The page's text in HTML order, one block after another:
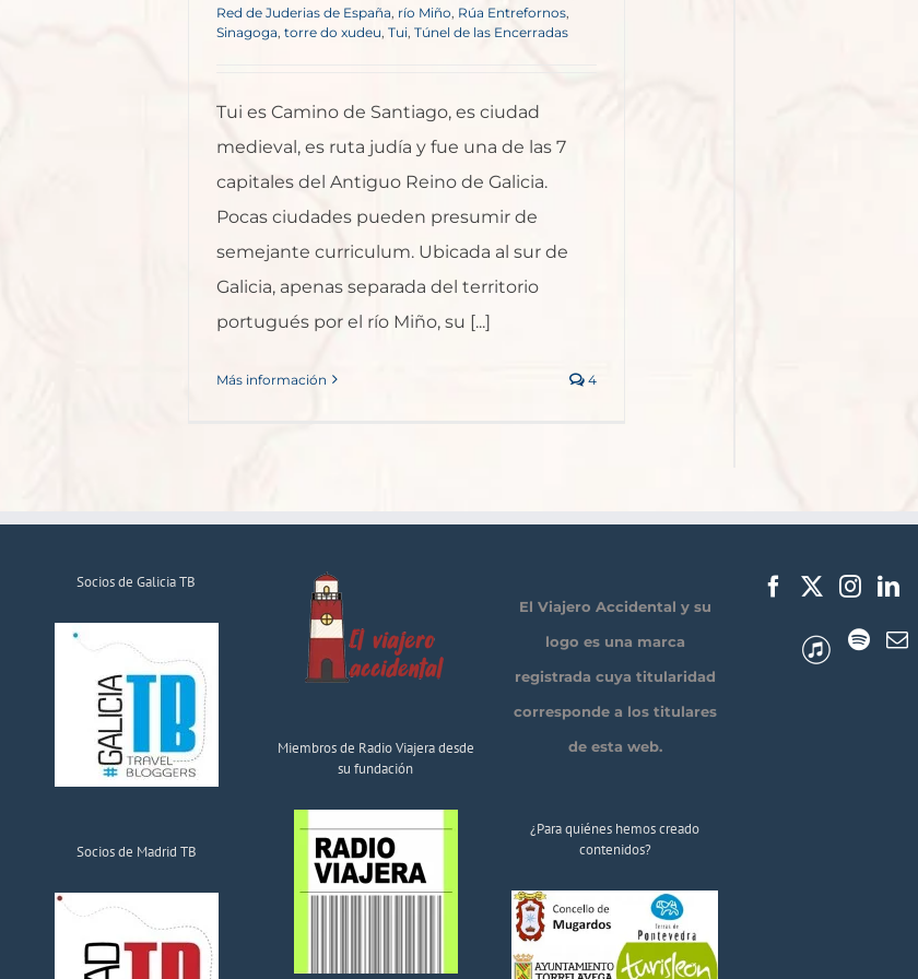
Red de Juderias de España, río Miño Rúa Entrefornos
Sinagoga torre do xudeu, Tui Túnel de las Encerradas
Tui es Camino de Santiago, es ciudad
medieval, es ruta judía y fue una de las 7
capitales del Antiguo Reino de Galicia.
Pocas ciudades pueden presumir de
semejante curriculum. Ubicada al sur de
Galicia, apenas separada del territorio
portugués por el río Miño, su [...]
Más información 4
Socios de Galicia TB
Socios de Madrid TB
Miembros de Radio Viajera desde
su fundación
El Viajero Accidental y su
logo es una marca
registrada cuya titularidad
corresponde a los titulares
de esta web.
¿Para quiénes hemos creado
contenidos?